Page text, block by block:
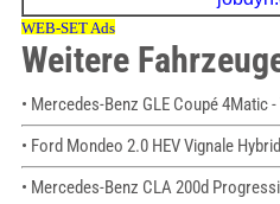
Weitere
• Mercedes-Benz GLE Coupé 4Matic
• Ford Mondeo 2.0 HEV Vignale
• Mercedes-Benz CLA 200d